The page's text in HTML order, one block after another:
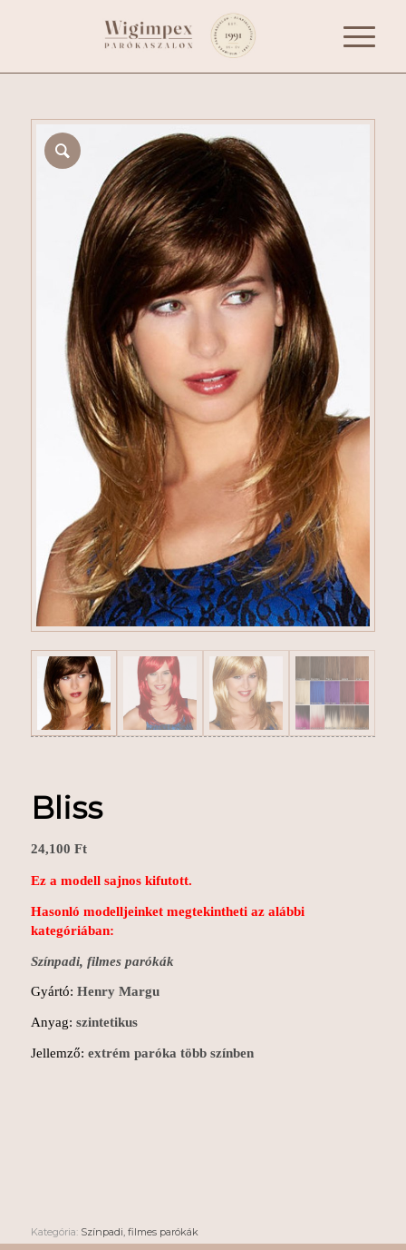
Bliss
24,100 Ft
Ez a modell sajnos kifutott.
Hasonló modelljeinket megtekintheti az alábbi
kategóriában:
Színpadi, filmes parókák
Gyártó: Henry Margu
Anyag: szintetikus
Jellemző: extrém paróka több színben
Kategória: Színpadi, filmes parókák